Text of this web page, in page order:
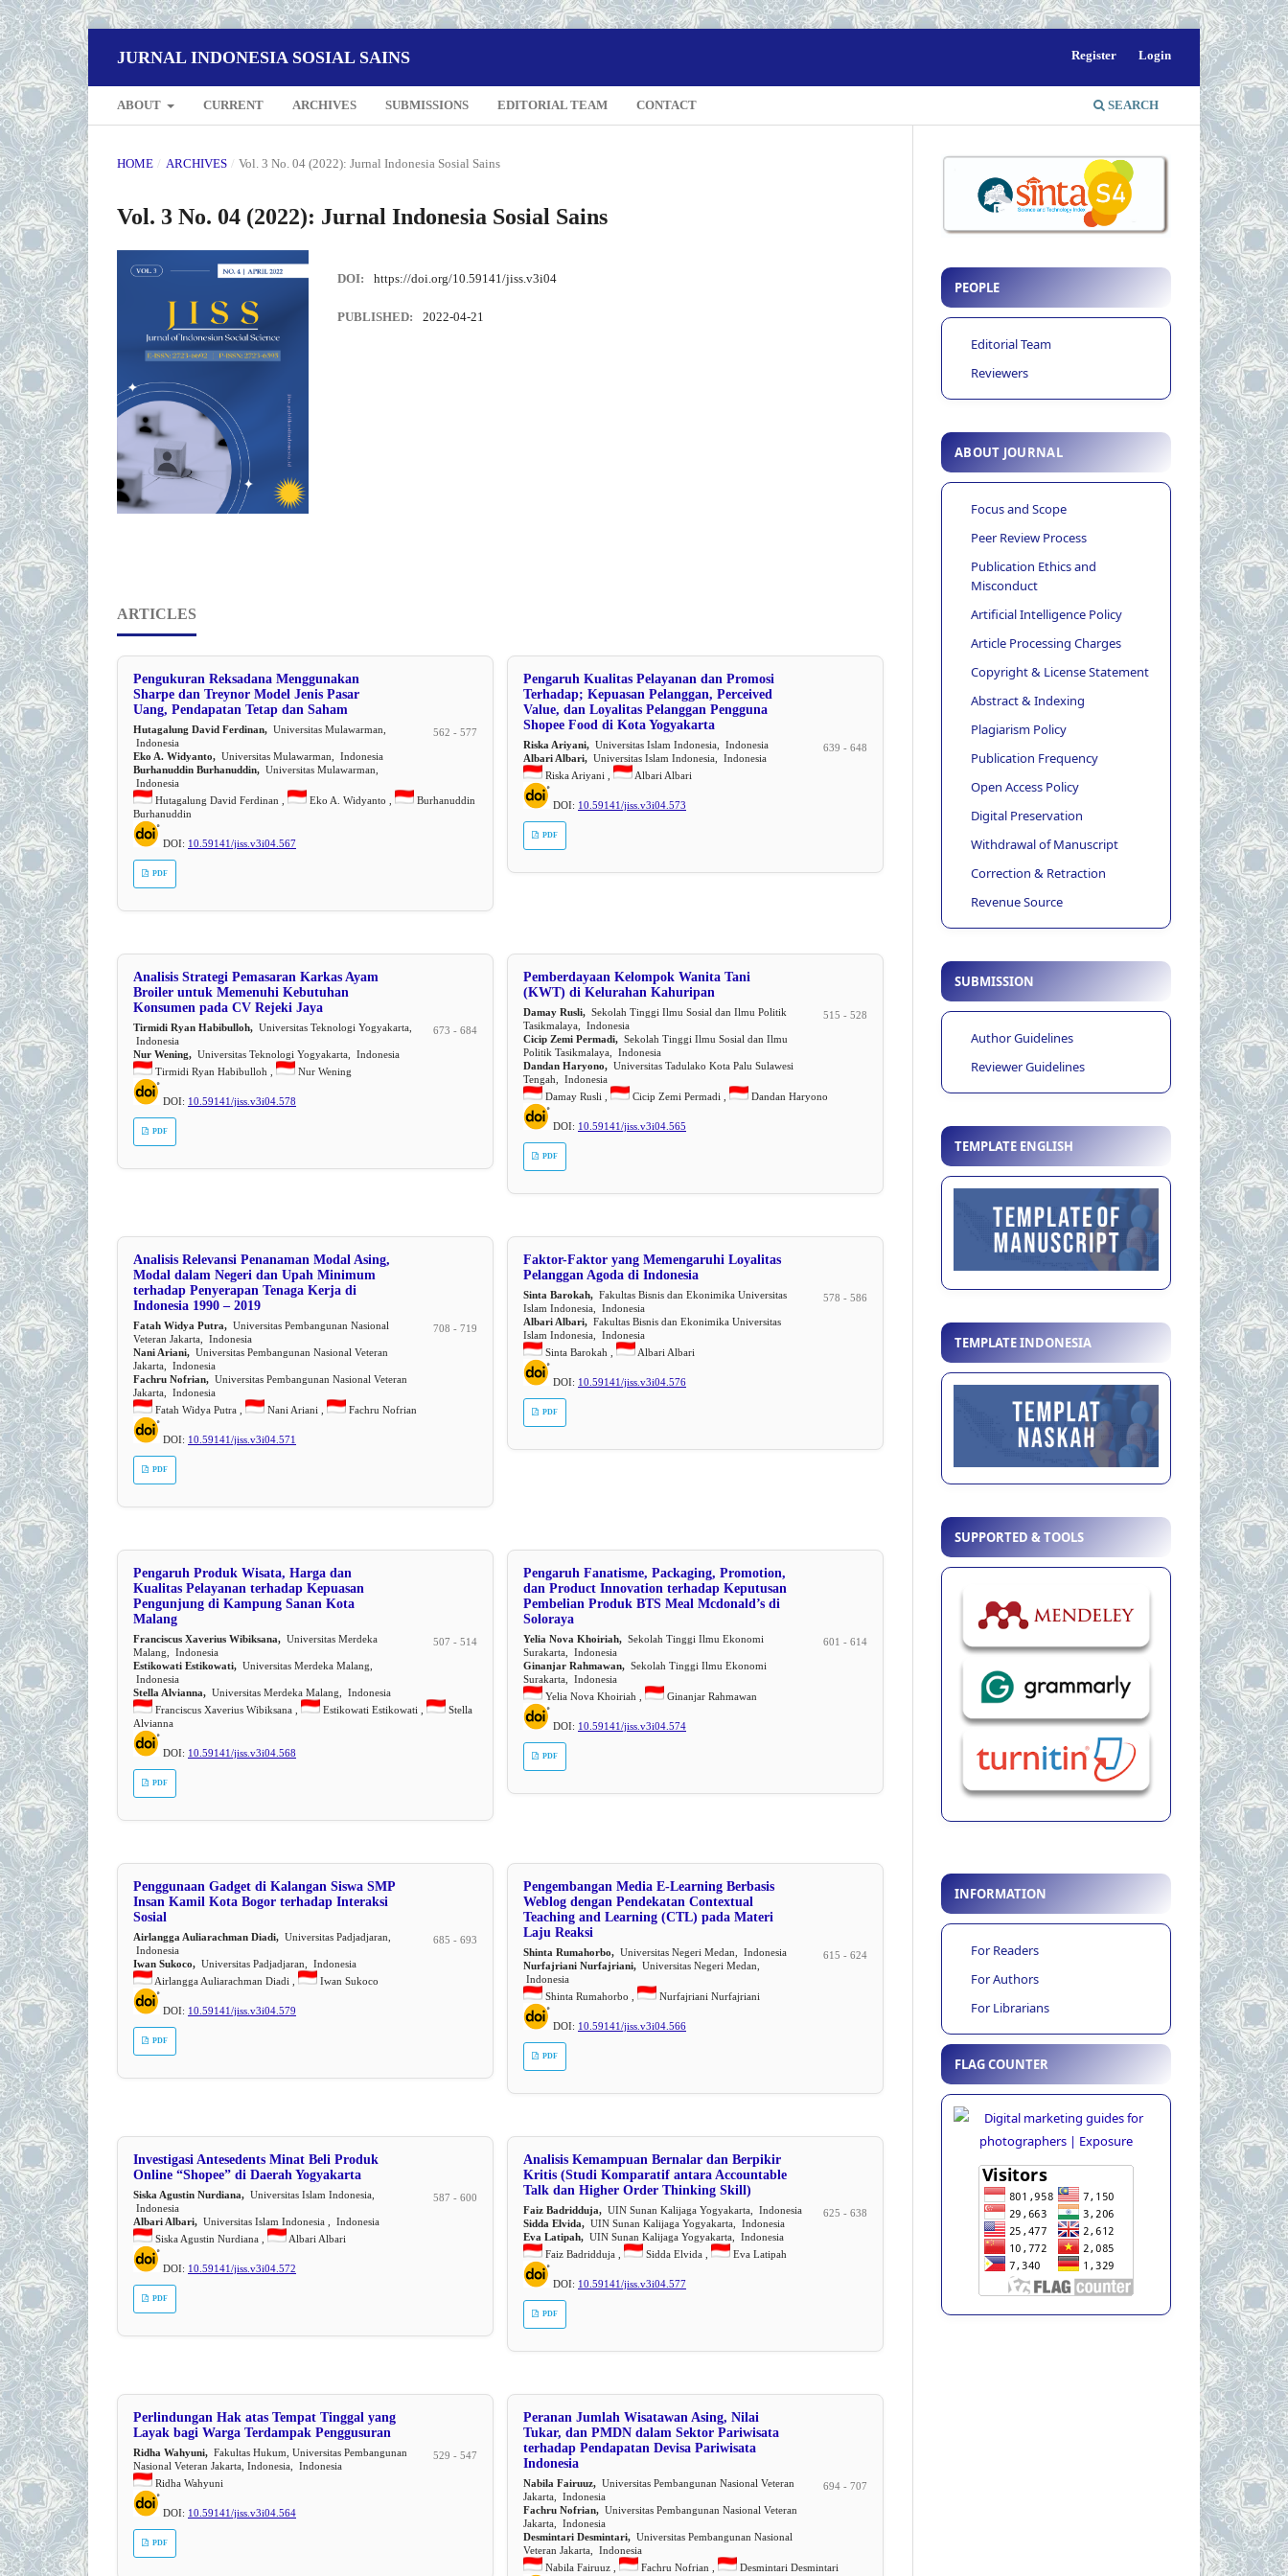
JURNAL INDONESIA SOSIAL SAINS
ABOUT CURRENT ARCHIVES SUBMISSIONS EDITORIAL TEAM CONTACT SEARCH
Register Login
HOME / ARCHIVES / Vol. 3 No. 04 (2022): Jurnal Indonesia Sosial Sains
Vol. 3 No. 04 (2022): Jurnal Indonesia Sosial Sains
DOI: https://doi.org/10.59141/jiss.v3i04
PUBLISHED: 2022-04-21
ARTICLES
Pengukuran Reksadana Menggunakan
Sharpe dan Treynor Model Jenis Pasar
Uang, Pendapatan Tetap dan Saham
Hutagalung David Ferdinan, Universitas Mulawarman,
Indonesia
Eko A. Widyanto, Universitas Mulawarman, Indonesia
Burhanuddin Burhanuddin, Universitas Mulawarman,
Indonesia
Hutagalung David Ferdinan ,
Eko A. Widyanto ,
Burhanuddin
Burhanuddin
DOI: 10.59141/jiss.v3i04.567
562 - 577
PDF
Pengaruh Kualitas Pelayanan dan Promosi
Terhadap; Kepuasan Pelanggan, Perceived
Value, dan Loyalitas Pelanggan Pengguna
Shopee Food di Kota Yogyakarta
Riska Ariyani, Universitas Islam Indonesia, Indonesia
Albari Albari, Universitas Islam Indonesia, Indonesia
Riska Ariyani ,
Albari Albari
DOI: 10.59141/jiss.v3i04.573
639 - 648
PDF
Analisis Strategi Pemasaran Karkas Ayam
Broiler untuk Memenuhi Kebutuhan
Konsumen pada CV Rejeki Jaya
Tirmidi Ryan Habibulloh, Universitas Teknologi Yogyakarta,
Indonesia
Nur Wening, Universitas Teknologi Yogyakarta, Indonesia
Tirmidi Ryan Habibulloh ,
Nur Wening
DOI: 10.59141/jiss.v3i04.578
673 - 684
PDF
Pemberdayaan Kelompok Wanita Tani
(KWT) di Kelurahan Kahuripan
Damay Rusli, Sekolah Tinggi Ilmu Sosial dan Ilmu Politik
Tasikmalaya, Indonesia
Cicip Zemi Permadi, Sekolah Tinggi Ilmu Sosial dan Ilmu
Politik Tasikmalaya, Indonesia
Dandan Haryono, Universitas Tadulako Kota Palu Sulawesi
Tengah, Indonesia
Damay Rusli ,
Cicip Zemi Permadi , Dandan Haryono
DOI: 10.59141/jiss.v3i04.565
515 - 528
PDF
Analisis Relevansi Penanaman Modal Asing,
Modal dalam Negeri dan Upah Minimum
terhadap Penyerapan Tenaga Kerja di
Indonesia 1990 – 2019
Fatah Widya Putra, Universitas Pembangunan Nasional
Veteran Jakarta, Indonesia
Nani Ariani, Universitas Pembangunan Nasional Veteran
Jakarta, Indonesia
Fachru Nofrian, Universitas Pembangunan Nasional Veteran
Jakarta, Indonesia
Fatah Widya Putra ,
Nani Ariani , Fachru Nofrian
DOI: 10.59141/jiss.v3i04.571
708 - 719
PDF
Faktor-Faktor yang Memengaruhi Loyalitas
Pelanggan Agoda di Indonesia
Sinta Barokah, Fakultas Bisnis dan Ekonimika Universitas
Islam Indonesia, Indonesia
Albari Albari, Fakultas Bisnis dan Ekonimika Universitas
Islam Indonesia, Indonesia
Sinta Barokah ,
Albari Albari
DOI: 10.59141/jiss.v3i04.576
578 - 586
PDF
Pengaruh Produk Wisata, Harga dan
Kualitas Pelayanan terhadap Kepuasan
Pengunjung di Kampung Sanan Kota
Malang
Franciscus Xaverius Wibiksana, Universitas Merdeka
Malang, Indonesia
Estikowati Estikowati, Universitas Merdeka Malang,
Indonesia
Stella Alvianna, Universitas Merdeka Malang, Indonesia
Franciscus Xaverius Wibiksana ,
Estikowati Estikowati ,
Stella
Alvianna
DOI: 10.59141/jiss.v3i04.568
507 - 514
PDF
Pengaruh Fanatisme, Packaging, Promotion,
dan Product Innovation terhadap Keputusan
Pembelian Produk BTS Meal Mcdonald’s di
Soloraya
Yelia Nova Khoiriah, Sekolah Tinggi Ilmu Ekonomi
Surakarta, Indonesia
Ginanjar Rahmawan, Sekolah Tinggi Ilmu Ekonomi
Surakarta, Indonesia
Yelia Nova Khoiriah ,
Ginanjar Rahmawan
DOI: 10.59141/jiss.v3i04.574
601 - 614
PDF
Penggunaan Gadget di Kalangan Siswa SMP
Insan Kamil Kota Bogor terhadap Interaksi
Sosial
Airlangga Auliarachman Diadi, Universitas Padjadjaran,
Indonesia
Iwan Sukoco, Universitas Padjadjaran, Indonesia
Airlangga Auliarachman Diadi ,
Iwan Sukoco
DOI: 10.59141/jiss.v3i04.579
685 - 693
PDF
Pengembangan Media E-Learning Berbasis
Weblog dengan Pendekatan Contextual
Teaching and Learning (CTL) pada Materi
Laju Reaksi
Shinta Rumahorbo, Universitas Negeri Medan, Indonesia
Nurfajriani Nurfajriani, Universitas Negeri Medan,
Indonesia
Shinta Rumahorbo ,
Nurfajriani Nurfajriani
DOI: 10.59141/jiss.v3i04.566
615 - 624
PDF
Investigasi Antesedents Minat Beli Produk
Online “Shopee” di Daerah Yogyakarta
Siska Agustin Nurdiana, Universitas Islam Indonesia,
Indonesia
Albari Albari, Universitas Islam Indonesia , Indonesia
Siska Agustin Nurdiana ,
Albari Albari
DOI: 10.59141/jiss.v3i04.572
587 - 600
PDF
Analisis Kemampuan Bernalar dan Berpikir
Kritis (Studi Komparatif antara Accountable
Talk dan Higher Order Thinking Skill)
Faiz Badridduja, UIN Sunan Kalijaga Yogyakarta, Indonesia
Sidda Elvida, UIN Sunan Kalijaga Yogyakarta, Indonesia
Eva Latipah, UIN Sunan Kalijaga Yogyakarta, Indonesia
Faiz Badridduja ,
Sidda Elvida , Eva Latipah
DOI: 10.59141/jiss.v3i04.577
625 - 638
PDF
Perlindungan Hak atas Tempat Tinggal yang
Layak bagi Warga Terdampak Penggusuran
Ridha Wahyuni, Fakultas Hukum, Universitas Pembangunan
Nasional Veteran Jakarta, Indonesia, Indonesia
Ridha Wahyuni
DOI: 10.59141/jiss.v3i04.564
529 - 547
PDF
Peranan Jumlah Wisatawan Asing, Nilai
Tukar, dan PMDN dalam Sektor Pariwisata
terhadap Pendapatan Devisa Pariwisata
Indonesia
Nabila Fairuuz, Universitas Pembangunan Nasional Veteran
Jakarta, Indonesia
Fachru Nofrian, Universitas Pembangunan Nasional Veteran
Jakarta, Indonesia
Desmintari Desmintari, Universitas Pembangunan Nasional
Veteran Jakarta, Indonesia
Nabila Fairuuz ,
Fachru Nofrian , Desmintari Desmintari
694 - 707
PEOPLE
Editorial Team
Reviewers
ABOUT JOURNAL
Focus and Scope
Peer Review Process
Publication Ethics and
Misconduct
Artificial Intelligence Policy
Article Processing Charges
Copyright & License Statement
Abstract & Indexing
Plagiarism Policy
Publication Frequency
Open Access Policy
Digital Preservation
Withdrawal of Manuscript
Correction & Retraction
Revenue Source
SUBMISSION
Author Guidelines
Reviewer Guidelines
TEMPLATE ENGLISH
TEMPLATE INDONESIA
SUPPORTED & TOOLS
INFORMATION
For Readers
For Authors
For Librarians
FLAG COUNTER